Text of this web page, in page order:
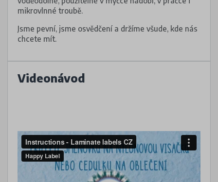
mikrovlnné troubě.
Jsme pevní, jsme osvědčení a držíme všude, kde nás
chcete mít.
Videonávod